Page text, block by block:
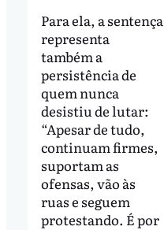
Para ela, a sentença
representa
também a
persistência de
quem nunca
desistiu de lutar:
“Apesar de tudo,
continuam firmes,
suportam as
ofensas, vão às
ruas e seguem
protestando. É por